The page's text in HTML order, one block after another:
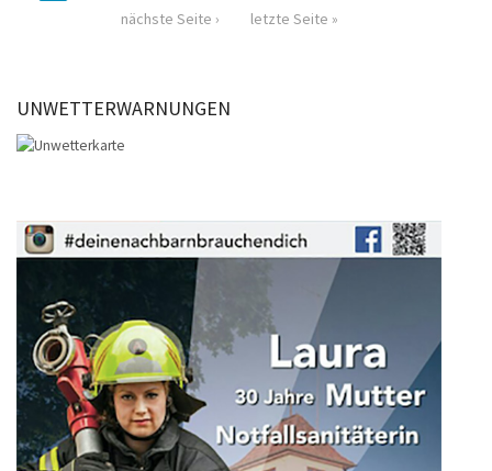
nächste Seite ›
letzte Seite »
UNWETTERWARNUNGEN